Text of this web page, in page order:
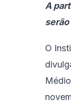
A
O